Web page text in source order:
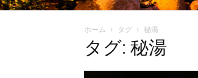
ホーム タグ 秘湯
タグ: 秘湯